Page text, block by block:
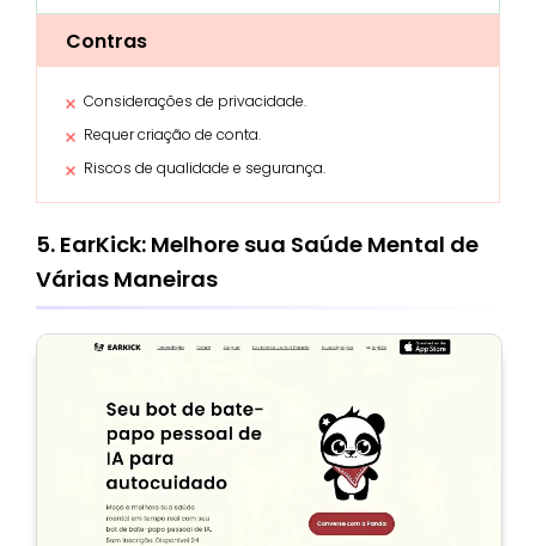
Contras
Considerações de privacidade.
Requer criação de conta.
Riscos de qualidade e segurança.
5. EarKick: Melhore sua Saúde Mental de
Várias Maneiras